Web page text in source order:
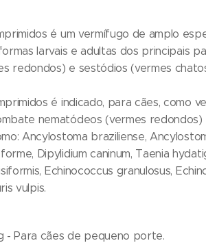
é um vermífugo de amplo
larvais e adultas dos principais
redondos) e sestódios (vermes
é indicado, para cães, como
nematódeos (vermes
Ancylostoma braziliense,
Dipylidium caninum, Taenia
Echinococcus granulosus,
vulpis.
- Para cães de pequeno porte.